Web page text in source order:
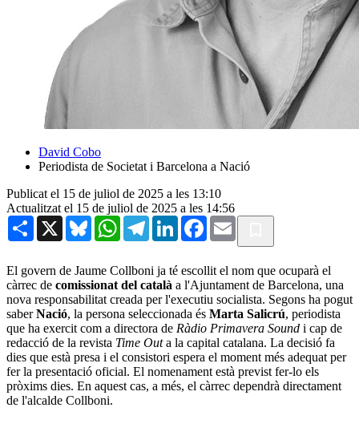
David Cobo
Periodista de Societat i Barcelona a Nació
Publicat el 15 de juliol de 2025 a les 13:10
Actualitzat el 15 de juliol de 2025 a les 14:56
Share X BlueskyWhatsAppTelegramLinkedInFacebook
Email
El govern de Jaume Collboni ja té escollit el nom que ocuparà el
càrrec de comissionat del català a l'Ajuntament de Barcelona, una
nova responsabilitat creada per l'executiu socialista. Segons ha pogut
saberNació, la persona seleccionada és Marta Salicrú, periodista
que ha exercit com a directora de Ràdio Primavera Sound i cap de
redacció de la revista Time Outa la capital catalana. La decisió fa
dies que està presa i el consistori espera el moment més adequat per
fer la presentació oficial. El nomenament està previst fer-lo els
pròxims dies. En aquest cas, a més, el càrrec dependrà directament
de l'alcalde Collboni.